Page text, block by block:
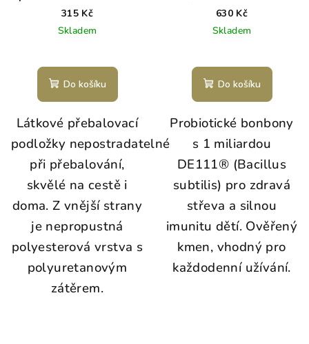
Summer Meadow
315 Kč
Skladem
Do košíku
Látkové přebalovací
podložky nepostradatelné
při přebalování,
skvělé na cestě i
doma. Z vnější strany
je nepropustná
polyesterová vrstva s
polyuretanovým
zátěrem.
630 Kč
Skladem
Do košíku
Probiotické bonbony
s 1 miliardou
DE111® (Bacillus
subtilis) pro zdravá
střeva a silnou
imunitu dětí. Ověřený
kmen, vhodný pro
každodenní užívání.